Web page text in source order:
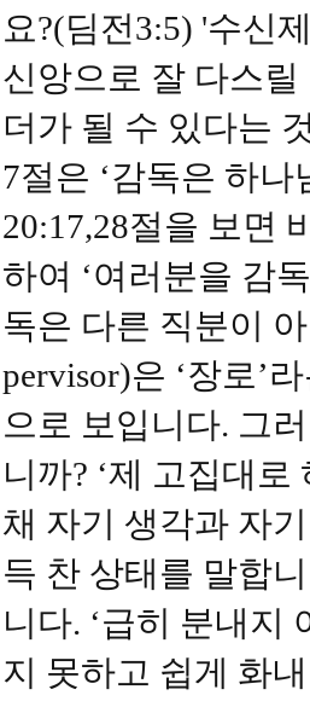
요?(딤전3:5) '수신
신앙으로 잘 다스
더가 될 수 있다는
7절은 ‘감독은 하
20:17,28절을 보면
하여 ‘여러분을 감
독은 다른 직분이
pervisor)은 ‘장로’
으로 보입니다. 그
니까? ‘제 고집대
채 자기 생각과 자
득 찬 상태를 말합
니다. ‘급히 분내지
지 못하고 쉽게 화